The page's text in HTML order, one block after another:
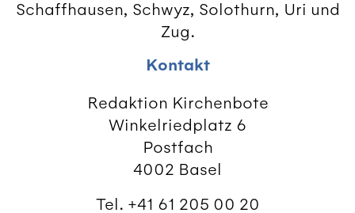
Schaffhausen, Schwyz, Solothurn, Uri und
Zug.
Kontakt
Redaktion Kirchenbote
Winkelriedplatz 6
Postfach
4002 Basel
Tel. +41 61 205 00 20